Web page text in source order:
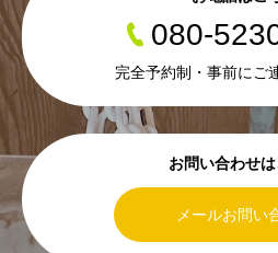
お問い合わせ
メールお問い
080-
完全予約制・事前にご